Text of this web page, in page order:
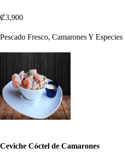
₡3,900
Pescado Fresco, Camarones Y Especies
Ceviche Cóctel de Camarones